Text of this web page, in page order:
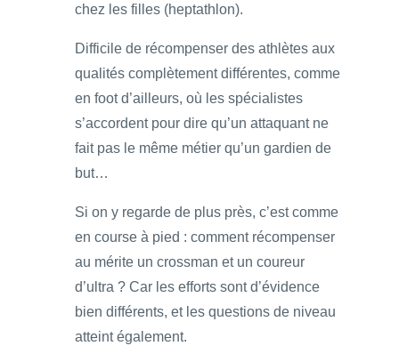
chez les filles (heptathlon).
Difficile de récompenser des athlètes aux
qualités complètement différentes, comme
en foot d’ailleurs, où les spécialistes
s’accordent pour dire qu’un attaquant ne
fait pas le même métier qu’un gardien de
but…
Si on y regarde de plus près, c’est comme
en course à pied : comment récompenser
au mérite un crossman et un coureur
d’ultra ? Car les efforts sont d’évidence
bien différents, et les questions de niveau
atteint également.